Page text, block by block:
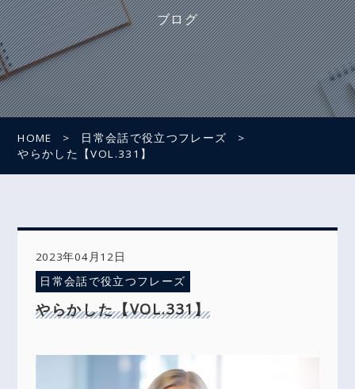
ブログ
HOME
日常会話で役立つフレーズ
やらかした【VOL.331】
2023年04月12日
日常会話で役立つフレーズ
やらかした【VOL.331】